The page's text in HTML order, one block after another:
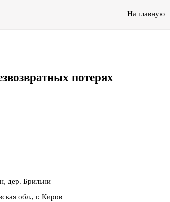
На главную
потерях
дер. Брильни
обл., г. Киров